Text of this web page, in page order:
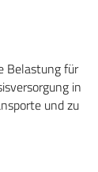
Belastung für
in
und zu